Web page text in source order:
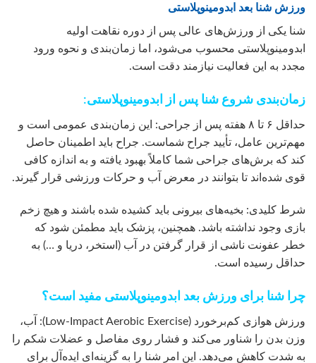
ورزش شنا بعد ابدومینوپلاستی
شنا یکی از ورزش‌های عالی پس از دوره نقاهت اولیه
ابدومینوپلاستی محسوب می‌شود، اما زمان‌بندی و نحوه ورود
مجدد به این فعالیت نیازمند دقت است.
زمان‌بندی شروع شنا پس از ابدومینوپلاستی:
حداقل ۶ تا ۸ هفته پس از جراحی: این زمان‌بندی عمومی است و
مهم‌ترین عامل، تأیید جراح شماست. جراح باید اطمینان حاصل
کند که برش‌های جراحی شما کاملاً بهبود یافته و به اندازه کافی
قوی شده‌اند تا بتوانند در معرض آب و حرکات ورزشی قرار گیرند.
شرط کلیدی: بخیه‌های بیرونی باید کشیده شده باشند و هیچ زخم
بازی وجود نداشته باشد. همچنین، پزشک باید مطمئن شود که
خطر عفونت ناشی از قرار گرفتن در آب (استخر، دریا و …) به
حداقل رسیده است.
چرا شنا برای ورزش بعد ابدومینوپلاستی مفید است؟
ورزش هوازی کم‌برخورد (Low-Impact Aerobic Exercise): آب،
وزن بدن را شناور می‌کند و فشار روی مفاصل و عضلات شکم را
به شدت کاهش می‌دهد. این امر شنا را به گزینه‌ای ایده‌آل برای